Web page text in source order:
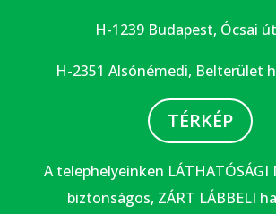
H-1239 Budapest, Ócsai
H-2351 Alsónémedi, Belterület
TÉRKÉP
A telephelyeinken LÁTHATÓSÁGI
biztonságos, ZÁRT LÁBBELI